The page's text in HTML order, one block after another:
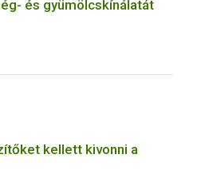
és gyümölcskínálatát
kellett kivonni a